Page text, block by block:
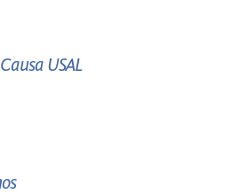
USAL